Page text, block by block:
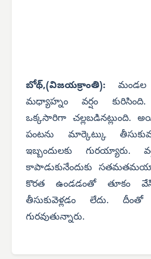
బోథ్,(విజయక్రాంతి):
మండల
మధ్యాహ్నం వర్షం
ఒక్కసారిగా చల్లబడినట్లుంది.
పంటను మార్కెట్కు
ఇబ్బందులకు గురయ్యారు.
కాపాడుకునేందుకు
కొరత ఉండడంతో తూకం
తీసుకువెళ్లడం లేదు.
గురవుతున్నారు.